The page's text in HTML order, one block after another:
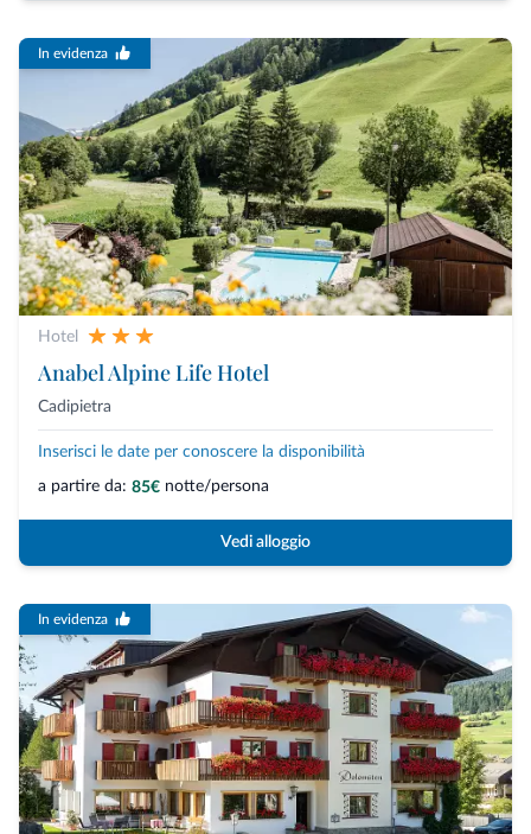
In evidenza
Hotel
Anabel Alpine Life Hotel
Cadipietra
Inserisci le date per conoscere la disponibilità
a partire da: 85€ notte/persona
Vedi alloggio
In evidenza